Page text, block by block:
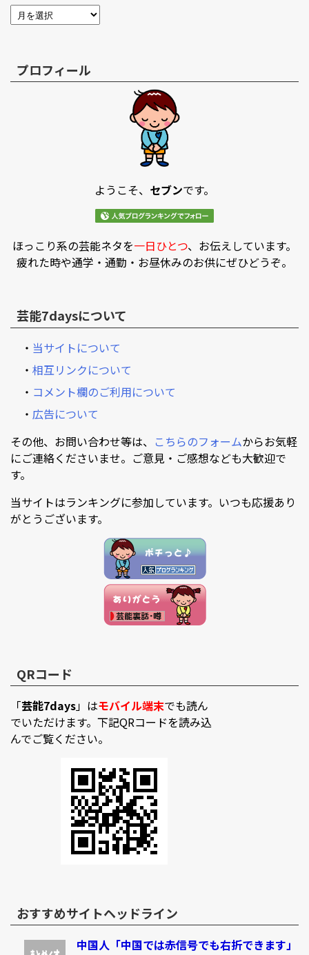
プロフィール
ようこそ、 セブンです。
ほっこり系の芸能ネタを一日ひとつ、お伝えしています。
疲れた時や通学・通勤・お昼休みのお供にぜひどうぞ。
芸能7daysについて
・ 当サイトについて
・ 相互リンクについて
・ コメント欄のご利用について
・ 広告について
その他、お問い合わせ等は、 こちらのフォームからお気軽
にご連絡くださいませ。ご意見・ご感想なども大歓迎で
す。
当サイトはランキングに参加しています。いつも応援あり
がとうございます。
QRコード
「芸能7days」はモバイル端末でも読ん
でいただけます。下記QRコードを読み込
んでご覧ください。
おすすめサイトヘッドライン
中国人「中国では赤信号でも右折できます」